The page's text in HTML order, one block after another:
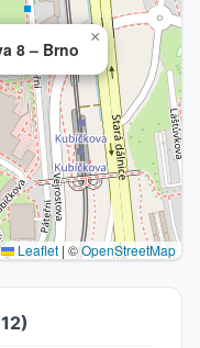
8 – Brno
×
Leaflet | ©OpenStreetMap